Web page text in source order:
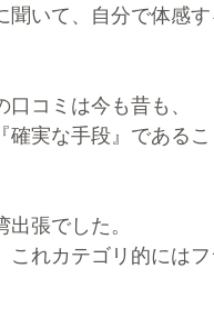
聞いて、自分で体感
コミは今も昔も、
確実な手段』である
張でした。
これカテゴリ的には